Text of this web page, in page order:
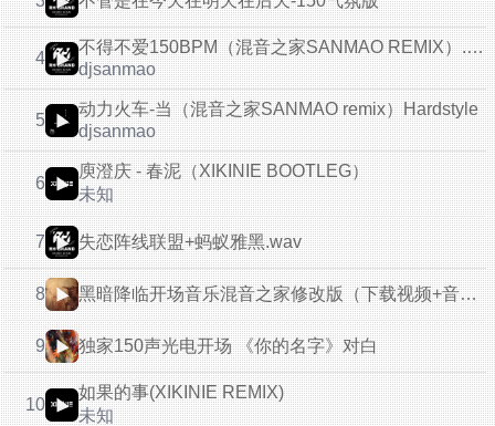
4
不得不爱150BPM（混音之家SANMAO REMIX）.wav
djsanmao
5
动力火车-当（混音之家SANMAO remix）Hardstyle
djsanmao
6
庾澄庆 - 春泥（XIKINIE BOOTLEG）
未知
7 失恋阵线联盟+蚂蚁雅黑.wav
8 黑暗降临开场音乐混音之家修改版（下载视频+音乐）
9 独家150声光电开场 《你的名字》对白
10
如果的事(XIKINIE REMIX)
未知